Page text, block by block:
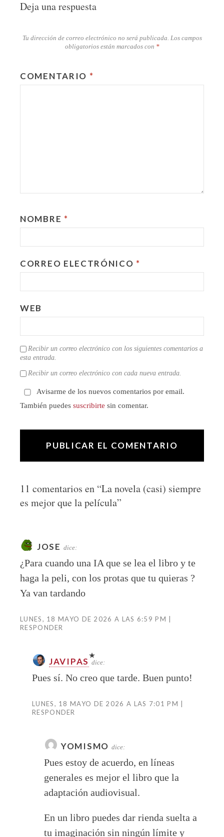
Deja una respuesta
Tu dirección de correo electrónico no será publicada. Los campos
obligatorios están marcados con *
COMENTARIO *
NOMBRE *
CORREO ELECTRÓNICO *
WEB
Recibir un correo electrónico con los siguientes comentarios a
esta entrada.
Recibir un correo electrónico con cada nueva entrada.
Avisarme de los nuevos comentarios por email.
También puedes suscribirte sin comentar.
11 comentarios en “La novela (casi) siempre
es mejor que la película”
JOSE dice:
¿Para cuando una IA que se lea el libro y te
haga la peli, con los protas que tu quieras ?
Ya van tardando
LUNES, 18 MAYO DE 2026 A LAS 6:59 PM
RESPONDER
JAVIPAS dice:
Pues sí. No creo que tarde. Buen punto!
LUNES, 18 MAYO DE 2026 A LAS 7:01 PM
RESPONDER
YOMISMO dice:
Pues estoy de acuerdo, en líneas
generales es mejor el libro que la
adaptación audiovisual.
En un libro puedes dar rienda suelta a
tu imaginación sin ningún límite y